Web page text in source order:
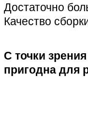
Достаточно
Качество
С точки
пригодна для